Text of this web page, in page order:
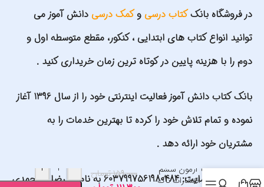
در فروشگاه بانککتاب درسی وکمک درسی دانش آموز می
توانید انواع کتاب های ابتدایی ، کنکور، مقطع متوسطه اول و
دوم را با هزینه پایین در کوتاه ترین زمان خریداری کنید .
بانک کتاب دانش آموز فعالیت اینترنتی خود را از سال 1396 آغاز
نموده و تمام تلاش خود را کرده تا بهترین خدمات را به
مشتریان خود ارائه دهد .
شماره کارت سایت: 6037997561980484 به نام علیرضا گلمحمدی
به وقت آزمون ششم
ابتدایی انتشارات تاک
۱۵۹,۰۰۰تومان +